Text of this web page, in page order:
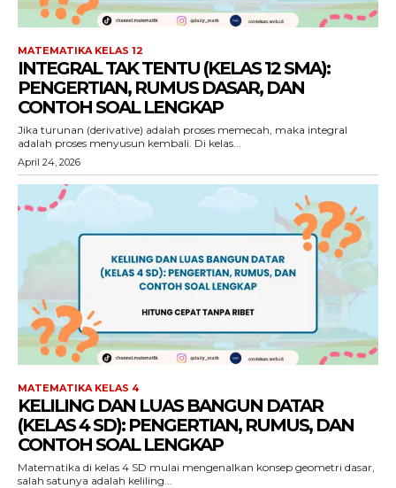
MATEMATIKA KELAS 12
INTEGRAL TAK TENTU (KELAS 12 SMA):
PENGERTIAN, RUMUS DASAR, DAN
CONTOH SOAL LENGKAP
Jika turunan (derivative) adalah proses memecah, maka integral
adalah proses menyusun kembali. Di kelas...
April 24, 2026
MATEMATIKA KELAS 4
KELILING DAN LUAS BANGUN DATAR
(KELAS 4 SD): PENGERTIAN, RUMUS, DAN
CONTOH SOAL LENGKAP
Matematika di kelas 4 SD mulai mengenalkan konsep geometri dasar,
salah satunya adalah keliling...